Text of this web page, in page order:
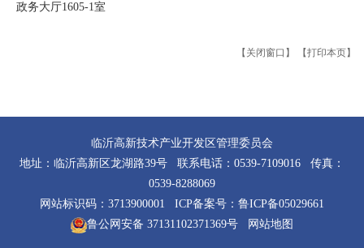
政务大厅1605-1室
【关闭窗口】 【打印本页】
临沂高新技术产业开发区管理委员会
地址：临沂高新区龙湖路39号 联系电话：0539-7109016 传真：
0539-8288069
网站标识码：3713900001 ICP备案号： 鲁ICP备05029661
鲁公网安备 37131102371369号
网站地图